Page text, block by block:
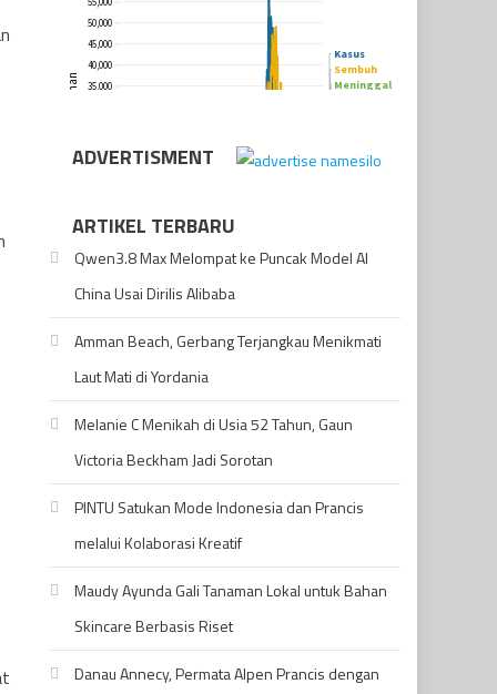
ADVERTISMENT
ARTIKEL TERBARU
Qwen3.8 Max Melompat ke Puncak Model AI
China Usai Dirilis Alibaba
Amman Beach, Gerbang Terjangkau Menikmati
Laut Mati di Yordania
Melanie C Menikah di Usia 52 Tahun, Gaun
Victoria Beckham Jadi Sorotan
PINTU Satukan Mode Indonesia dan Prancis
melalui Kolaborasi Kreatif
Maudy Ayunda Gali Tanaman Lokal untuk Bahan
Skincare Berbasis Riset
Danau Annecy, Permata Alpen Prancis dengan